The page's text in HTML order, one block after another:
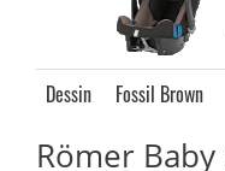
Dessin Fossil Brown
Römer